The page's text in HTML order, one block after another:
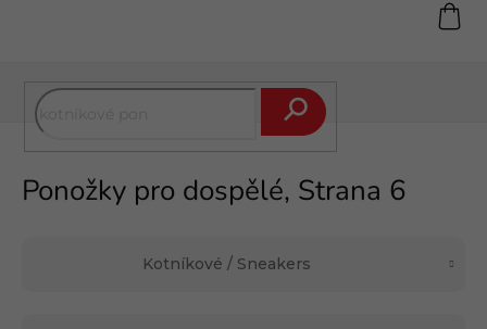
Ponožky pro dospělé, Strana 6
Kotníkové / Sneakers